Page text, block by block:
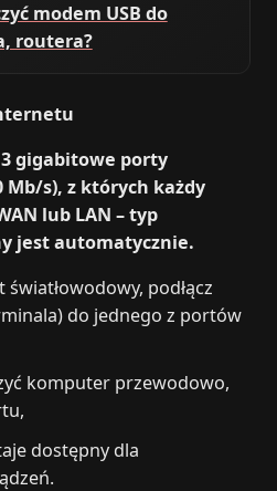
modem USB do
routera?
gigabitowe porty
Mb/s), z których każdy
lub LAN – typ
jest automatycznie.
podłącz
do jednego z portów
komputer przewodowo,
dostępny dla